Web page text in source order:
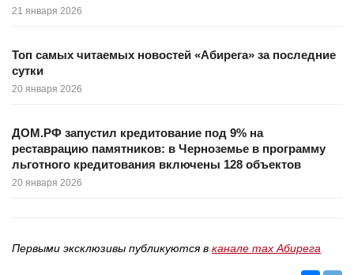
21 января 2026
Топ самых читаемых новостей «Абирега» за последние
сутки
20 января 2026
ДОМ.РФ запустил кредитование под 9% на
реставрацию памятников: в Черноземье в программу
льготного кредитования включены 128 объектов
20 января 2026
Первыми эксклюзивы публикуются в канале max Абирега